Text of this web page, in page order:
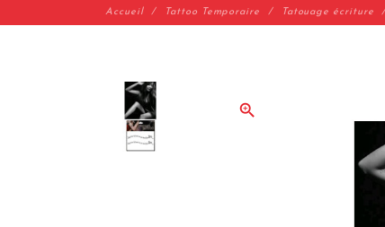
Accueil Tattoo Temporaire Tatouage écriture
zoom_in